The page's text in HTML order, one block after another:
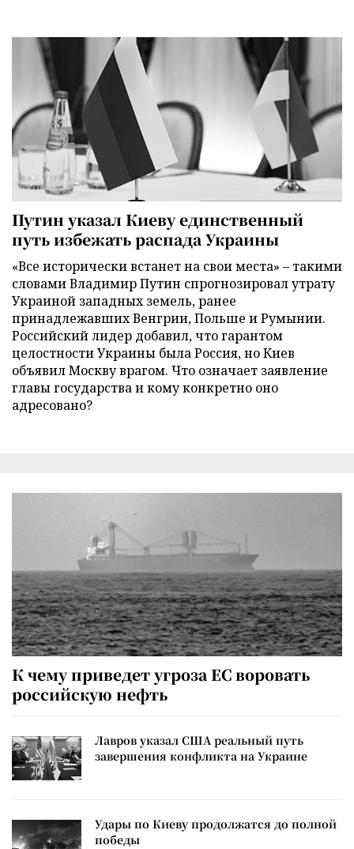
Путин указал Киеву единственный
путь избежать распада Украины
«Все исторически встанет на свои места» – такими
словами Владимир Путин спрогнозировал утрату
Украиной западных земель, ранее
принадлежавших Венгрии, Польше и Румынии.
Российский лидер добавил, что гарантом
целостности Украины была Россия, но Киев
объявил Москву врагом. Что означает заявление
главы государства и кому конкретно оно
адресовано?
К чему приведет угроза ЕС воровать
российскую нефть
Лавров указал США реальный путь
завершения конфликта на Украине
Удары по Киеву продолжатся до полной
победы